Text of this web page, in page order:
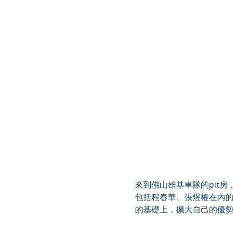
來到佛山雄基車隊的pit房
包括程春華、張煜權在內
的基礎上，擴大自己的優